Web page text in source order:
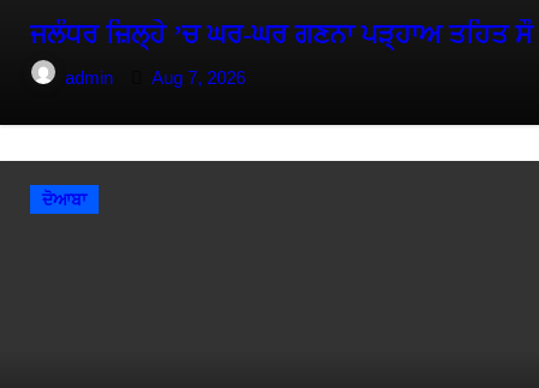
ਜਲੰਧਰ ਜ਼ਿਲ੍ਹੇ ’ਚ ਘਰ-ਘਰ ਗਣਨਾ ਪੜ੍ਹਾਅ ਤਹਿਤ
admin Aug 7, 2026
ਦੋਆਬਾ